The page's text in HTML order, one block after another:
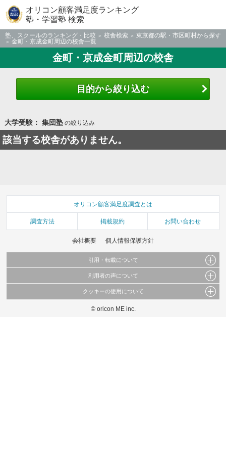
オリコン顧客満足度ランキング
塾・学習塾 検索
塾、スクールのランキング・比較 校舎検索
東京都の駅・市区町村から探す
金町・京成金町周辺の校舎一覧
金町・京成金町周辺の校舎
目的から絞り込む
大学受験： 集団塾の絞り込み
該当する校舎がありません。
オリコン顧客満足度調査とは
調査方法 掲載規約 お問い合わせ
会社概要 個人情報保護方針
引用・転載について
当サイトで公開されている情報（文字、写真、イラスト、画像データ等）及びこれらの配
これらの情報を権利者の許可なく無断転載・複製などの二次利用を行うことは固く禁じて
利用者の声について
当サイトに掲載している内容はすべてサービスの利用者が提出された見解・感想です。
弊社の見解・ 意見ではないことをご理解いただいた上でご覧ください。
クッキーの使用について
このサイトでは Cookie を使用して、ユーザーに合わせたコンテンツや広告の表示、ソー
© oricon ME inc.